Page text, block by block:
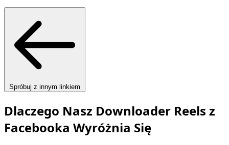
Spróbuj z innym linkiem
Dlaczego Nasz Downloader Reels z
Facebooka Wyróżnia Się